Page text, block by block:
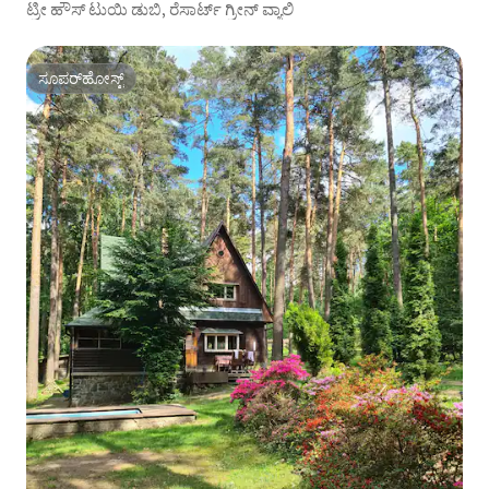
ಟ್ರೀ ಹೌಸ್ ಟುಯಿ ಡುಬಿ, ರೆಸಾರ್ಟ್ ಗ್ರೀನ್ ವ್ಯಾಲಿ
ಸೂಪರ್‌ಹೋಸ್ಟ್
ಸೂಪರ್‌ಹೋಸ್ಟ್